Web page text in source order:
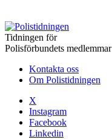
Tidningen för
Polisförbundets medlemmar
Kontakta oss
Om Polistidningen
X
Instagram
Facebook
Linkedin